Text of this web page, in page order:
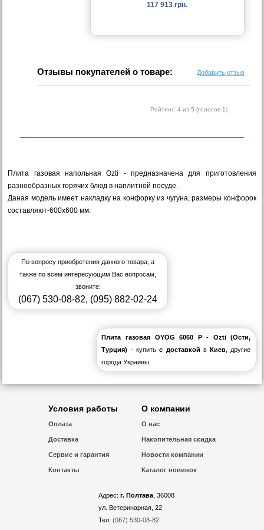
117 913 грн.
Отзывы покупателей о товаре: Добавить отзыв
Рейтинг: 4 из 5 (голосов 1)
Плита газовая напольная Ozti - предназначена для приготовления
разнообразных горячих блюд в наплитной посуде.
Даная модель имеет накладку на конфорку из чугуна, размеры конфорок
составляют-600х600 мм.
По вопросу приобретения данного товара, а
также по всем интересующим Вас вопросам,
звоните:
(067) 530-08-82, (095) 882-02-24
Плита газовая OYOG 6060 P - Ozti (Ости,
Турция) - купитьс доставкой вКиев , другие
города Украины.
Условия работы
Оплата
Доставка
Сервис и гарантия
Контакты
О компании
О нас
Накопительная скидка
Новости компании
Каталог новинок
Адрес: г. Полтава, 36008
ул. Ветеринарная, 22
Тел. (067) 530-08-82